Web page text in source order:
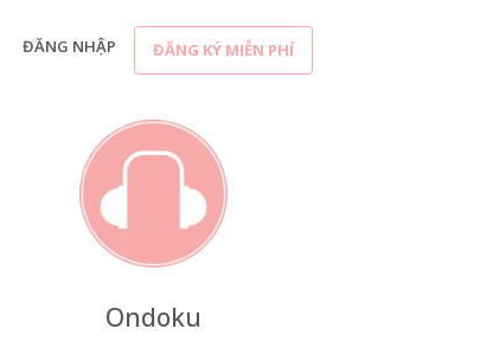
ĐĂNG NHẬP ĐĂNG KÝ MIỄN PHÍ
Ondoku